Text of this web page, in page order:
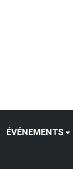
ÉVÉNEMENTS